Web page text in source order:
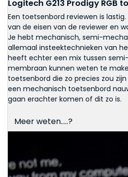
Logitech G213 Prodigy RGB
Een toetsenbord reviewen is
van de eisen van de reviewer en
Je hebt mechanisch, semi-
allemaal insteektechnieken van
heeft echter een mix tussen
membraan kunnen weten te
toetsenbord die zo precies zou
een mechanisch toetsenbord
gaan erachter komen of dit zo is.
Meer weten.....?